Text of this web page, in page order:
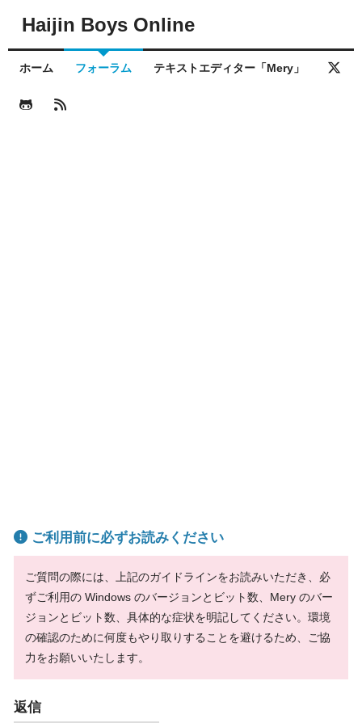
Haijin Boys Online
ホーム フォーラム テキストエディター「Mery」
ご利用前に必ずお読みください
ご質問の際には、上記のガイドラインをお読みいただき、必
ずご利用の Windows のバージョンとビット数、Mery のバー
ジョンとビット数、具体的な症状を明記してください。環境
の確認のために何度もやり取りすることを避けるため、ご協
力をお願いいたします。
返信